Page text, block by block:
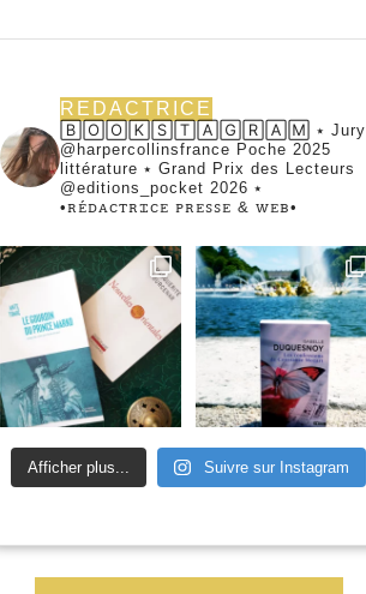
REDACTRICE
🄱🄾🄾🄺🅂🅃🄰🄶🅁🄰🄼 ⭑ Jury
@harpercollinsfrance Poche 2025
littérature ⭑ Grand Prix des Lecteurs
@editions_pocket 2026 ⭑
•ꭱꭼ́ꭰꭺꮯꭲꭱꮖꮯꭼ ꮲꭱꭼꮪꮪꭼ & ꮃꭼᏼ•
Afficher plus... Suivre sur Instagram